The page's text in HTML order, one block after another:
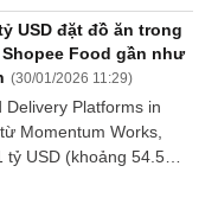
đều là những
trong hành trình đi
USD đặt đồ ăn trong
Shopee Food gần như
(30/01/2026 11:29)
Delivery Platforms in
Momentum Works,
tỷ USD (khoảng 54.5